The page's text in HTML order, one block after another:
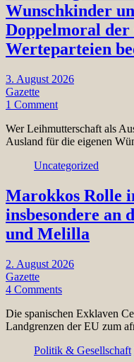
Wunschkinder
Doppelmoral der
Werteparteien
3. August 2026
Gazette
1 Comment
Wer Leihmutterschaft als
Ausland für die eigenen
Uncategorized
Marokkos Rolle
insbesondere an
und Melilla
2. August 2026
Gazette
4 Comments
Die spanischen Exklaven
Landgrenzen der EU zum
Politik & Gesellschaft